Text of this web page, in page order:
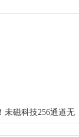
未磁科技256通道无